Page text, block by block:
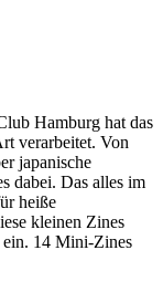
Hamburg hat das
verarbeitet. Von
japanische
dabei. Das alles im
heiße
kleinen Zines
ein. 14 Mini-Zines